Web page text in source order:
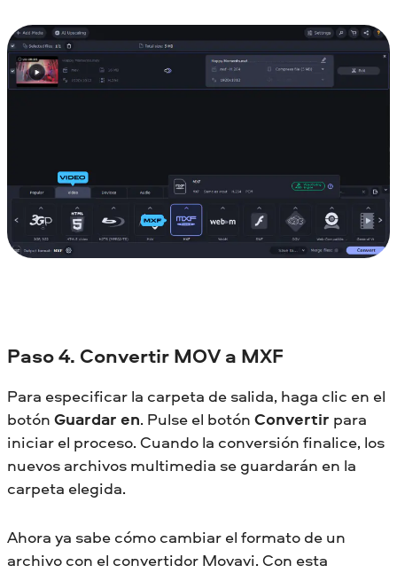
Paso 4. Convertir MOV a MXF
Para especificar la carpeta de salida, haga clic en el
botón Guardar en. Pulse el botón Convertir para
iniciar el proceso. Cuando la conversión finalice, los
nuevos archivos multimedia se guardarán en la
carpeta elegida.
Ahora ya sabe cómo cambiar el formato de un
archivo con el convertidor Movavi. Con esta